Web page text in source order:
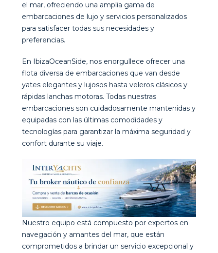
el mar, ofreciendo una amplia gama de
embarcaciones de lujo y servicios personalizados
para satisfacer todas sus necesidades y
preferencias.
En IbizaOceanSide, nos enorgullece ofrecer una
flota diversa de embarcaciones que van desde
yates elegantes y lujosos hasta veleros clásicos y
rápidas lanchas motoras. Todas nuestras
embarcaciones son cuidadosamente mantenidas y
equipadas con las últimas comodidades y
tecnologías para garantizar la máxima seguridad y
confort durante su viaje.
Nuestro equipo está compuesto por expertos en
navegación y amantes del mar, que están
comprometidos a brindar un servicio excepcional y